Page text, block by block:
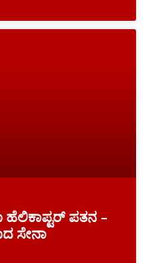
ಹೆಲಿಕಾಪ್ಟರ್ ಪತನ –
ಸೇನಾ